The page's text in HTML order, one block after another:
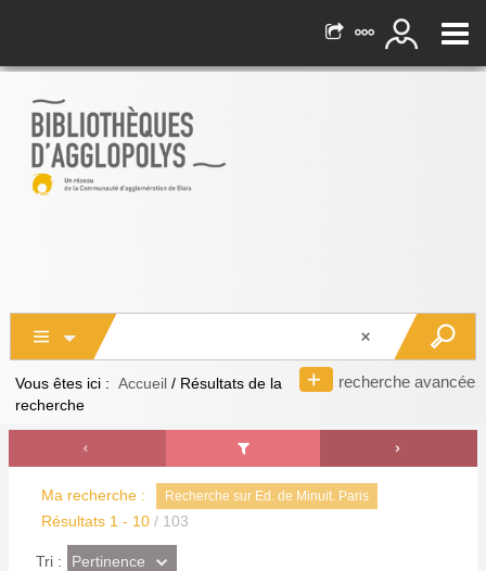
recherche avancée
Vous êtes ici : Accueil / Résultats de la
recherche
Ma recherche : Recherche sur Ed. de Minuit. Paris
Résultats 1 - 10 / 103
Tri : (Effet
Pertinence